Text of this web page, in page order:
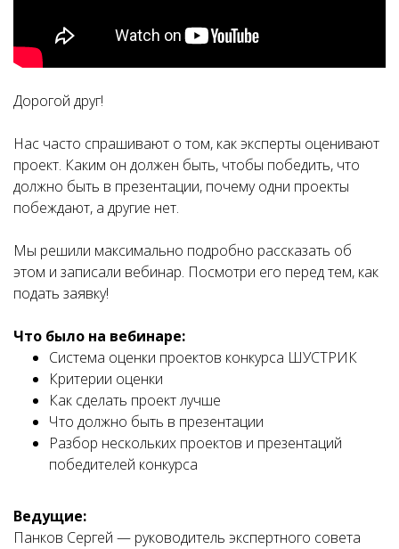
Дорогой друг!
Нас часто спрашивают о том, как эксперты оценивают
проект. Каким он должен быть, чтобы победить, что
должно быть в презентации, почему одни проекты
побеждают, а другие нет.
Мы решили максимально подробно рассказать об
этом и записали вебинар. Посмотри его перед тем, как
подать заявку!
Что было на вебинаре:
Система оценки проектов конкурса ШУСТРИК
Критерии оценки
Как сделать проект лучше
Что должно быть в презентации
Разбор нескольких проектов и презентаций
победителей конкурса
Ведущие:
Панков Сергей — руководитель экспертного совета